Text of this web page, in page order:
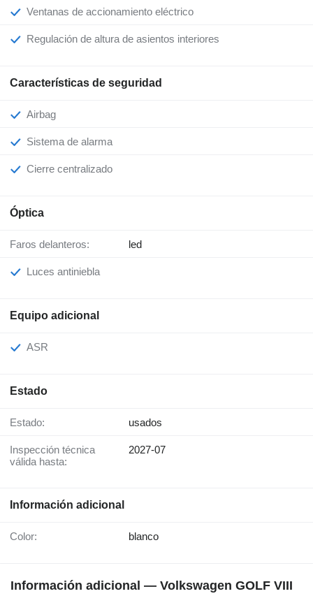
Ventanas de accionamiento eléctrico
Regulación de altura de asientos interiores
Características de seguridad
Airbag
Sistema de alarma
Cierre centralizado
Óptica
Faros delanteros: led
Luces antiniebla
Equipo adicional
ASR
Estado
Estado: usados
Inspección técnica
válida hasta:
2027-07
Información adicional
Color: blanco
Información adicional — Volkswagen GOLF VIII